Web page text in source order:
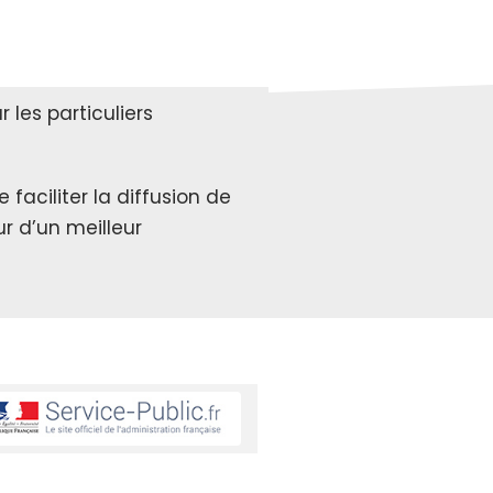
les particuliers
faciliter la diffusion de
d’un meilleur